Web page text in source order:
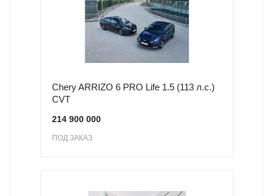
Chery ARRIZO 6 PRO Life 1.5 (113 л.с.)
CVT
214 900 000
ПОД ЗАКАЗ